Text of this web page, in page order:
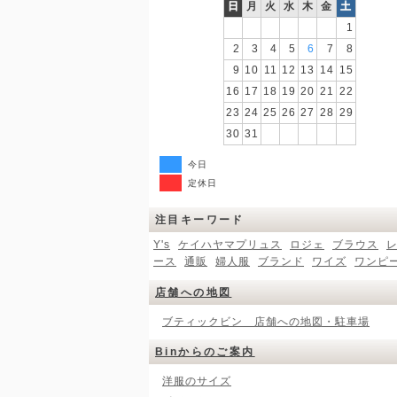
日
月 火 水 木 金
土
1
2
3 4 5 6 7
8
9 10 11 12 13 14 15
16 17 18 19 20 21 22
23 24 25 26 27 28 29
30 31
今日
定休日
注目キーワード
Y's
ケイハヤマプリュス ロジェ ブラウス
ース
通販 婦人服 ブランド ワイズ ワンピ
店舗への地図
ブティックビン 店舗への地図・駐車場
Binからのご案内
洋服のサイズ